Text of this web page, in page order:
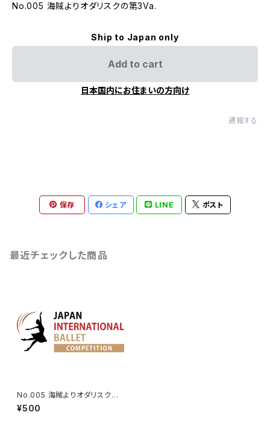
No.005 海賊よりオダリスクの第3Va.
Ship to Japan only
Add to cart
日本国内にお住まいの方向け
通報する
保存 シェア LINE ポスト
最近チェックした商品
No.005 海賊よりオダリスクの
第3Va.
¥500